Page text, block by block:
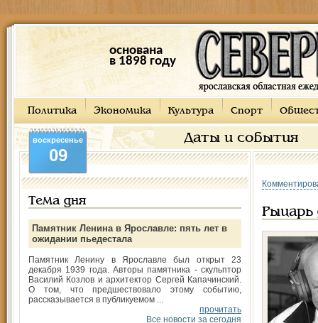
основана
в 1898 году
Политика Экономика Культура Спорт
Даты и события
воскресенье
09
Тема дня
Памятник Ленина в Ярославле: пять лет в
ожидании пьедестала
Памятник Ленину в Ярославле был открыт 23
декабря 1939 года. Авторы памятника - скульптор
Василий Козлов и архитектор Сергей Капачинский.
О том, что предшествовало этому событию,
рассказывается в публикуемом ...
прочитать
Все новости за сегодня
Рыцарь